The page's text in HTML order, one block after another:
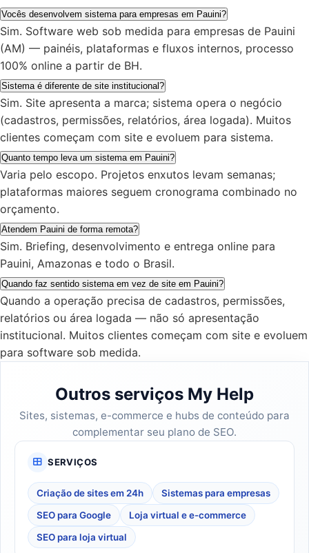
Vocês desenvolvem sistema para empresas em Pauini?
Sim. Software web sob medida para empresas de Pauini
(AM) — painéis, plataformas e fluxos internos, processo
100% online a partir de BH.
Sistema é diferente de site institucional?
Sim. Site apresenta a marca; sistema opera o negócio
(cadastros, permissões, relatórios, área logada). Muitos
clientes começam com site e evoluem para sistema.
Quanto tempo leva um sistema em Pauini?
Varia pelo escopo. Projetos enxutos levam semanas;
plataformas maiores seguem cronograma combinado no
orçamento.
Atendem Pauini de forma remota?
Sim. Briefing, desenvolvimento e entrega online para
Pauini, Amazonas e todo o Brasil.
Quando faz sentido sistema em vez de site em Pauini?
Quando a operação precisa de cadastros, permissões,
relatórios ou área logada — não só apresentação
institucional. Muitos clientes começam com site e evoluem
para software sob medida.
Outros serviços My Help
Sites, sistemas, e-commerce e hubs de conteúdo para
complementar seu plano de SEO.
SERVIÇOS
Criação de sites em 24h Sistemas para empresas
SEO para Google Loja virtual e e-commerce
SEO para loja virtual